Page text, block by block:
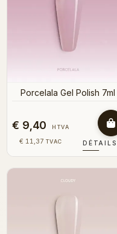
Porcelala Gel Polish 7ml
€ 9,40 HTVA
€ 11,37 TVAC DÉTAILS